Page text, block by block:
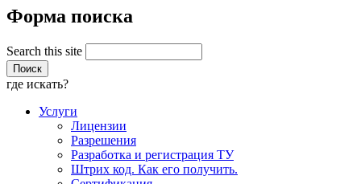
Форма поиска
Search this site
где искать?
Услуги
Лицензии
Разрешения
Разработка и регистрация ТУ
Штрих код. Как его получить.